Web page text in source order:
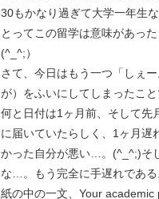
30もかなり過ぎて大学一年生
とってこの留学は意味があっ
(^_^;）
さて、今日はもう一つ「しぇ
が）をふいにしてしまったこ
何と日付は1ヶ月前、そして先
に届いていたらしく、1ヶ月遅
かった自分が悪い…。(^_^;)そ
な…。もう完全に手遅れであ
紙の中の一文、Your academic